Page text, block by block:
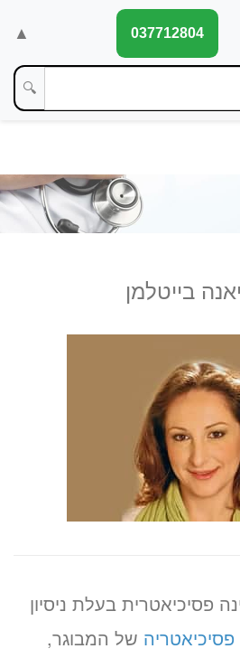
▲
🔍
בייטלמן
פסיכיאטרית בעלת ניסיון
פסיכיאטריה של המבוגר,